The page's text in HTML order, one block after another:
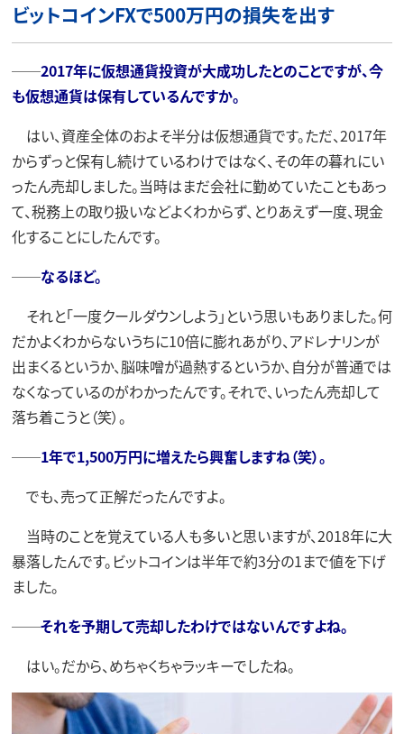
ビットコインFXで500万円の損失を出す
──2017年に仮想通貨投資が大成功したとのことですが、今
も仮想通貨は保有しているんですか。
はい、資産全体のおよそ半分は仮想通貨です。ただ、2017年
からずっと保有し続けているわけではなく、その年の暮れにい
ったん売却しました。当時はまだ会社に勤めていたこともあっ
て、税務上の取り扱いなどよくわからず、とりあえず一度、現金
化することにしたんです。
──なるほど。
それと「一度クールダウンしよう」という思いもありました。何
だかよくわからないうちに10倍に膨れあがり、アドレナリンが
出まくるというか、脳味噌が過熱するというか、自分が普通では
なくなっているのがわかったんです。それで、いったん売却して
落ち着こうと（笑）。
──1年で1,500万円に増えたら興奮しますね（笑）。
でも、売って正解だったんですよ。
当時のことを覚えている人も多いと思いますが、2018年に大
暴落したんです。ビットコインは半年で約3分の1まで値を下げ
ました。
──それを予期して売却したわけではないんですよね。
はい。だから、めちゃくちゃラッキーでしたね。